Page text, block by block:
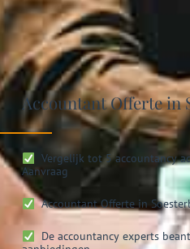
Accountant Offerte in
Vergelijk tot 5 accountancy
Aanvraag
AccountantOfferte in
De accountancy experts